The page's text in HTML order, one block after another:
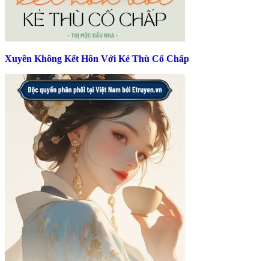
Xuyên Không Kết Hôn Với Kẻ Thù Cố Chấp